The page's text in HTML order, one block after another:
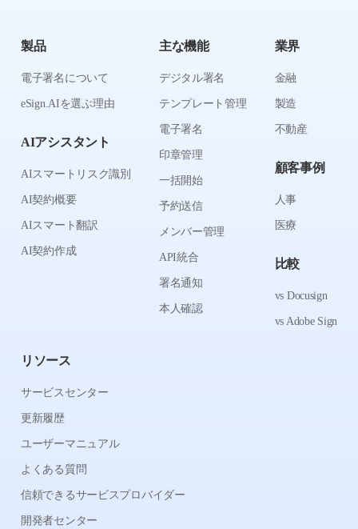
製品
電子署名について
eSign.AIを選ぶ理由
AIアシスタント
AIスマートリスク識別
AI契約概要
AIスマート翻訳
AI契約作成
主な機能
デジタル署名
テンプレート管理
電子署名
印章管理
一括開始
予約送信
メンバー管理
API統合
署名通知
本人確認
業界
金融
製造
不動産
顧客事例
人事
医療
比較
vs Docusign
vs Adobe Sign
リソース
サービスセンター
更新履歴
ユーザーマニュアル
よくある質問
信頼できるサービスプロバイダー
開発者センター